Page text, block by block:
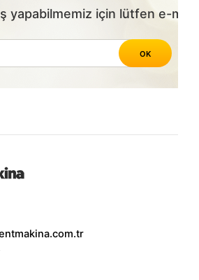
yapabilmemiz için lütfen e-
OK